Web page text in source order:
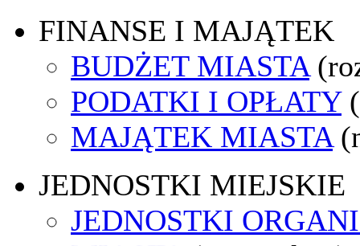
FINANSE I MAJĄTEK
BUDŻET MIASTA
PODATKI I OPŁATY
MAJĄTEK MIASTA
JEDNOSTKI MIEJSKIE
JEDNOSTKI